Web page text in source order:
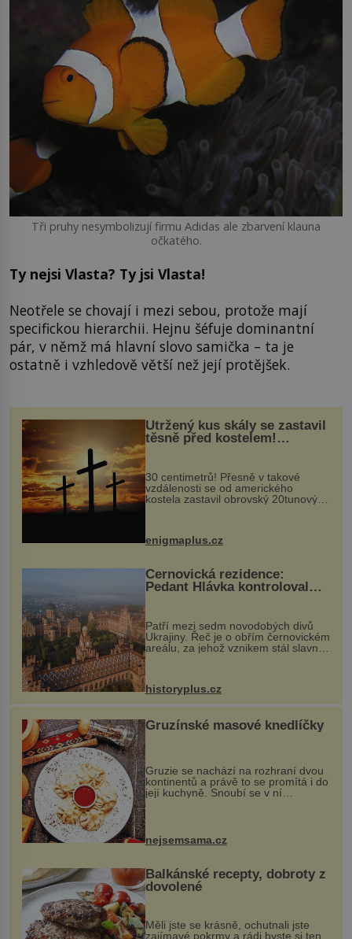
Tři pruhy nesymbolizují firmu Adidas ale zbarvení klauna
očkatého.
Ty nejsi Vlasta? Ty jsi Vlasta!
Neotřele se chovají i mezi sebou, protože mají
specifickou hierarchii. Hejnu šéfuje dominantní
pár, v němž má hlavní slovo samička – ta je
ostatně i vzhledově větší než její protějšek.
Utržený kus skály se zastavil
těsně před kostelem!
Ochránila ho boží síla?
30 centimetrů! Přesně v takové
vzdálenosti se od amerického
kostela zastavil obrovský 20tunový
...
enigmaplus.cz
Černovická rezidence:
Pedant Hlávka kontroloval
Patří mezi sedm novodobých divů
Ukrajiny. Řeč je o obřím černovickém
areálu, za jehož vznikem stál slavný
český architekt Josef Hlávka. Ten si
na něm dal mimořádně záležet. Jeho
historyplus.cz
Gruzínské masové knedlíčky
Gruzie se nachází na rozhraní dvou
kontinentů a právě to se promítá i do
její kuchyně. Snoubí se v ní
evropské a asijské chutě a díky tomu
pokrmy, které rozhodně st...
nejsemsama.cz
Balkánské recepty, dobroty z
dovolené
Měli jste se krásně, ochutnali jste
zajímavé pokrmy a rádi byste si ten